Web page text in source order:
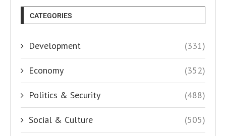
CATEGORIES
Development (331)
Economy (352)
Politics & Security (488)
Social & Culture (505)